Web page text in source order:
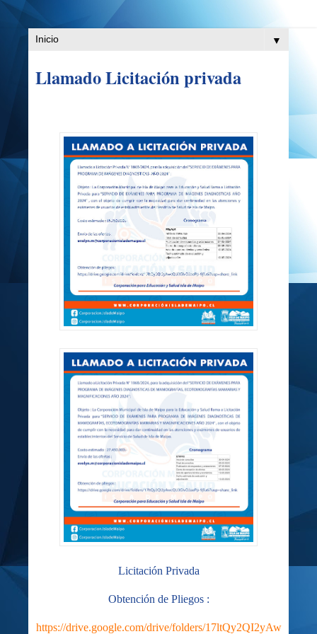
▼
Llamado Licitación privada
Licitación Privada
Obtención de Pliegos :
https://drive.google.com/drive/folders/17ltQy2QI2yAw